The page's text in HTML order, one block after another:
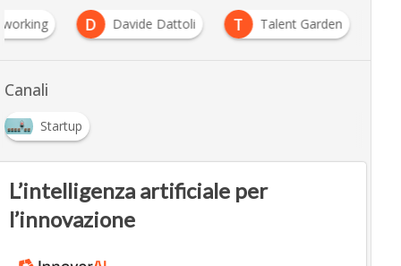
D Davide Dattoli T Talent Garden
Canali
Startup
L’intelligenza artificiale per
l’innovazione